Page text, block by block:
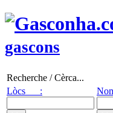
gascons
Recherche / Cèrca...
Lòcs :